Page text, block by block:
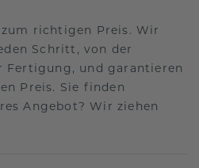
richtigen Preis. Wir
Schritt, von der
Fertigung, und garantieren
Preis. Sie finden
Angebot? Wir ziehen